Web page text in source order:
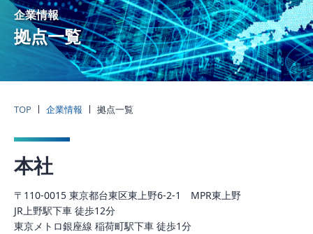
企業情報
拠点一覧
TOP 企業情報 拠点一覧
本社
〒110-0015 東京都台東区東上野6-2-1 MPR東上野
JR上野駅下車 徒歩12分
東京メトロ銀座線 稲荷町駅下車 徒歩1分